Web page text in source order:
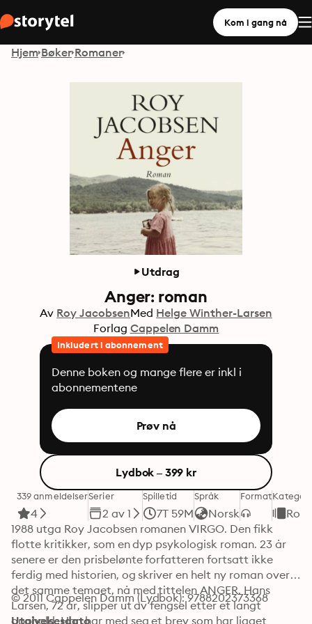
Kom i gang nå
Hjem Bøker Romaner
Utdrag
Anger: roman
Av Roy JacobsenMed Helge Winther-Larsen
Forlag Cappelen Damm
Inkludert i abonnement
Denne boken og mange flere er inkl i
abonnementene
Prøv nå
Lydbok – 399 kr
339 anmeldelser
4
Serier
2 av 1
Spilletid
7T 59M
Språk
Norsk
FormatKategori
1988 utga Roy Jacobsen romanen VIRGO. Den fikk
flotte kritikker, som en dyp psykologisk roman. 23 år
senere er den prisbelønte forfatteren fortsatt ikke
ferdig med historien, og skriver en helt ny roman over
det samme temaet, nå med tittelen ANGER. Hans
Larsen, 72 år, slipper ut av fengsel etter et langt
opphold. Han har med seg et brev som har ligget
© 2011 Cappelen Damm (Lydbok): 9788202373368
Utgivelsesdato